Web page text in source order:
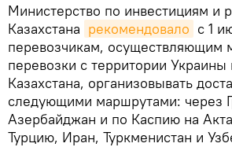
Министерство по инвестициям и
Казахстана рекомендовало с 1
перевозчикам, осуществляющим
перевозки с территории
Казахстана, организовывать
следующими маршрутами: через
Азербайджан и по Каспию на
Турцию, Иран, Туркменистан и